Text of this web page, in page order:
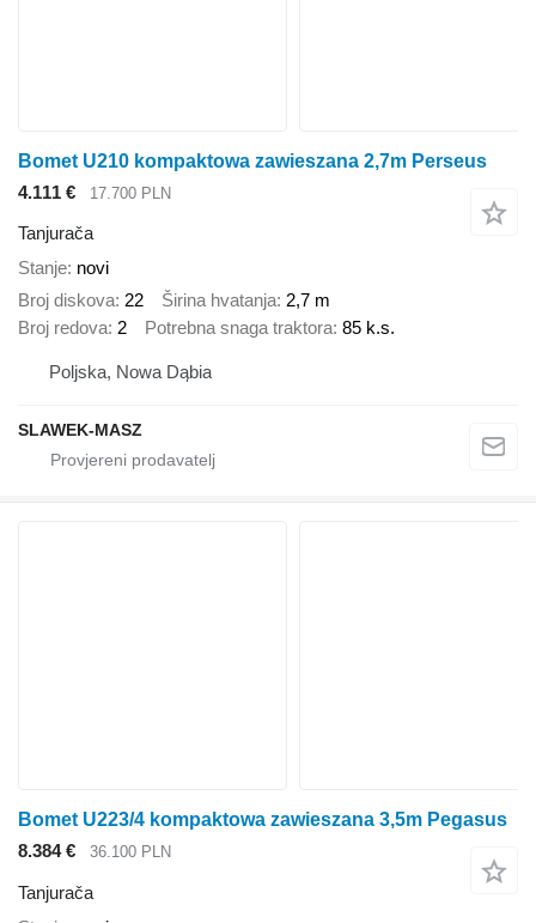
Bomet U210 kompaktowa zawieszana 2,7m Perseus
4.111 €
17.700 PLN
Tanjurača
Stanje novi
Broj diskova 22 Širina hvatanja 2,7 m
Broj redova 2 Potrebna snaga traktora 85 k.s.
Poljska, Nowa Dąbia
SLAWEK-MASZ
Bomet U223/4 kompaktowa zawieszana 3,5m Pegasus
8.384 €
36.100 PLN
Tanjurača